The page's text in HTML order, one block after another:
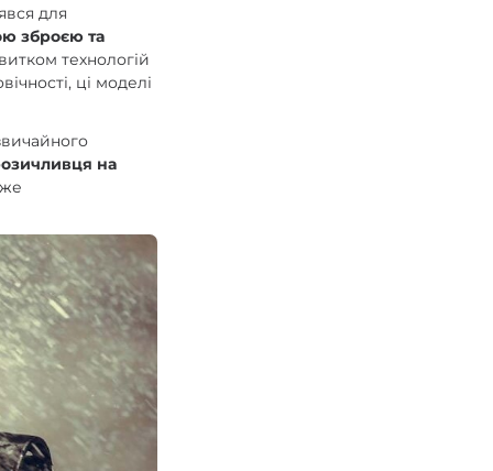
для
зброєю та
технологій
ці моделі
на